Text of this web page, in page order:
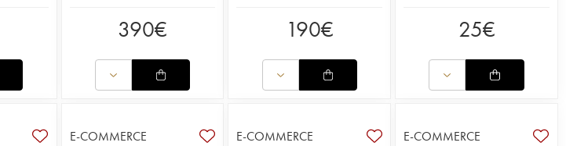
390€ 190€ 25€
E-COMMERCE E-COMMERCE E-COMMERCE